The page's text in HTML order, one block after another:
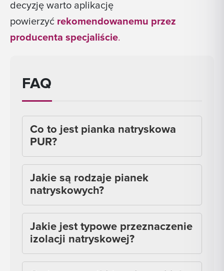
decyzję warto aplikację
powierzyć rekomendowanemu przez
producenta specjaliście.
FAQ
Co to jest pianka natryskowa
PUR?
Jakie są rodzaje pianek
natryskowych?
Jakie jest typowe przeznaczenie
izolacji natryskowej?